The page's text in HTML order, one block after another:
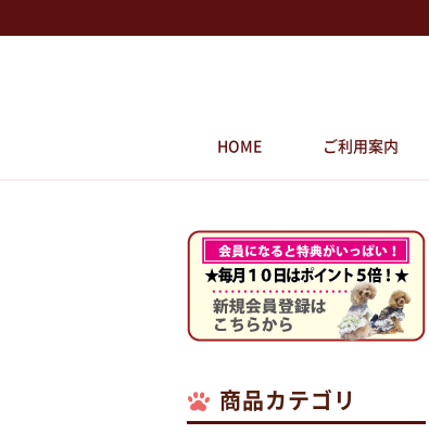
HOME ご利用案内
商品カテゴリ